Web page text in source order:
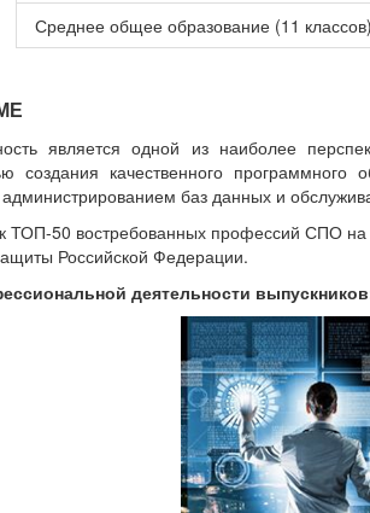
Среднее общее образование (11 классов)
является одной из наиболее
создания качественного
баз данных и
ТОП-50 востребованных профессий СПО
Российской Федерации.
деятельности